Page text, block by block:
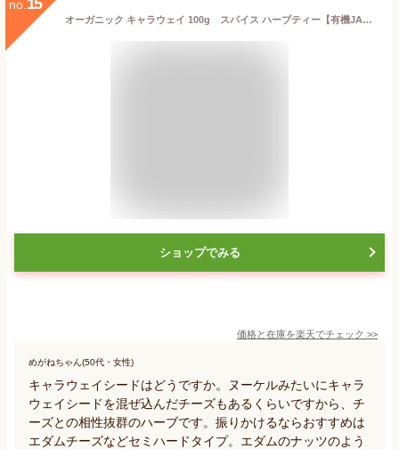
no.
オーガニック キャラウェイ 100g スパイス ハーブティー【有機JAS認定商品】
ショップでみる
価格と在庫を楽天でチェック >>
めがねちゃん(50代・女性)
キャラウェイシードはどうですか。ヌーケルみたいにキャラ
ウェイシードを混ぜ込んだチーズもあるくらいですから、チ
ーズとの相性抜群のハーブです。振りかけるならおすすめは
エダムチーズなどセミハードタイプ。エダムのナッツのよう